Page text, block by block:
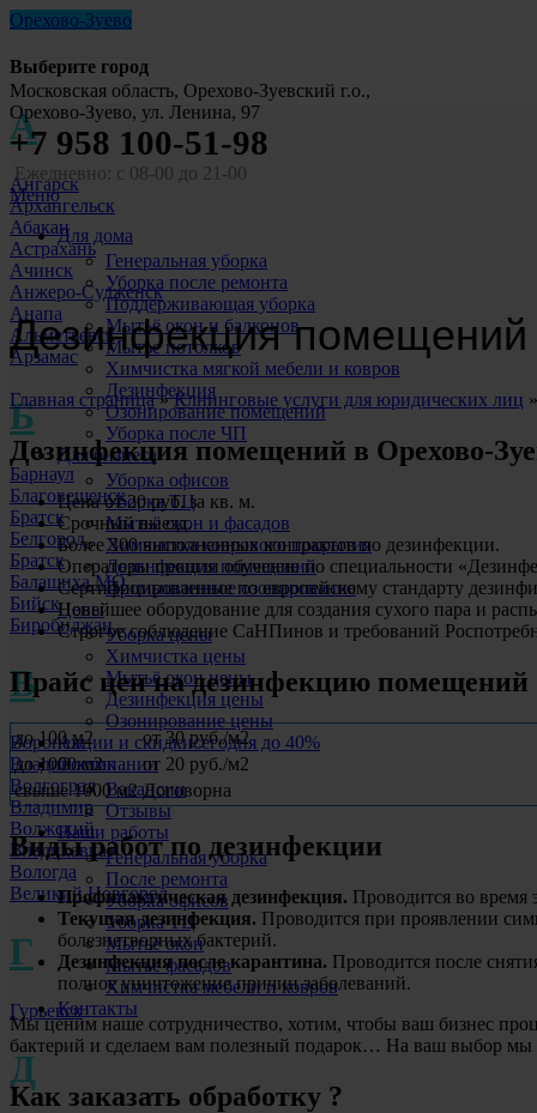
Орехово-Зуево
Выберите город
А
Ангарск
Архангельск
Абакан
Астрахань
Ачинск
Анжеро-Судженск
Анапа
Альметьевск
Арзамас
Б
Барнаул
Благовещенск
Братск
Белгород
Братск
Балашиха МО
Бийск
Биробиджан
В
Воронеж
Владивосток
Волгоград
Владимир
Волжский
Владикавказ
Вологда
Великий Новгород
Г
Гурьевск
Д
Московская область, Орехово-Зуевский г.о.,
Орехово-Зуево, ул. Ленина, 97
+7 958 100-51-98
Ежедневно: с 08-00 до 21-00
Меню
Для дома
Генеральная уборка
Уборка после ремонта
Поддерживающая уборка
Мытьё окон и балконов
Мытье потолков
Химчистка мягкой мебели и ковров
Дезинфекция
Озонирование помещений
Уборка после ЧП
Для бизнеса
Уборка офисов
Уборка ТЦ
Мытьё окон и фасадов
Химчистка коврового покрытия
Дезинфекция помещений
Промышленное озонирование
Цены
Уборка цены
Химчистка цены
Мытьё окон цены
Дезинфекция цены
Озонирование цены
Акции и скидкисегодня до 40%
О компании
Вакансии
Отзывы
Наши работы
Генеральная уборка
После ремонта
Уборка офисов
Уборка ТЦ
Мытьё окон
Мытьё фасадов
Химчистка мебели и ковров
Контакты
Дезинфекция помещений
Главная страница»Клнинговые услуги для юридических лиц »
Дезинфекция помещений в Орехово-
Цена от 20 руб. за кв. м.
Срочный выезд.
Более 300 выполненных контрактов по дезинфекции.
Операторы прошли обучение по специальности
Сертифицированные по европейскому стандарту
Новейшее оборудование для создания сухого пара и
Строгое соблюдение СаНПинов и требований
Прайс цен на дезинфекцию помещений
до 100 м2
от 30 руб./м2
до 1000 м2
от 20 руб./м2
свыше 1000 м2 Договорна
Виды работ по дезинфекции
Профилактическая дезинфекция. Проводится во время
Текущая дезинфекция. Проводится при проявлении
болезнетворных бактерий.
Дезинфекция после карантина. Проводится после
полное уничтожение причин заболеваний.
Мы ценим наше сотрудничество, хотим, чтобы ваш бизнес
бактерий и сделаем вам полезный подарок… На ваш выбор
Как заказать обработку ?